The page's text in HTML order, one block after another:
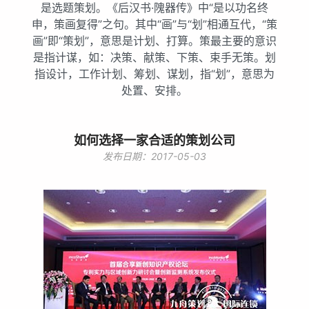
是选题策划。《后汉书·隗器传》中“是以功名终
申，策画复得”之句。其中“画”与“划”相通互代，“策
画”即“策划”，意思是计划、打算。策最主要的意识
是指计谋，如：决策、献策、下策、束手无策。划
指设计，工作计划、筹划、谋划，指“划”，意思为
处置、安排。
如何选择一家合适的策划公司
发布日期：2017-05-03